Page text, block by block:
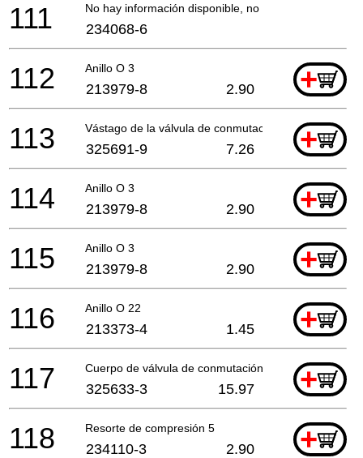
No hay información disponible, no se puede pedir
111 234068-6
Anillo O 3 +
112 213979-8 2.90
Vástago de la válvula de conmutación +
113 325691-9 7.26
Anillo O 3 +
114 213979-8 2.90
Anillo O 3 +
115 213979-8 2.90
Anillo O 22 +
116 213373-4 1.45
Cuerpo de válvula de conmutación +
117 325633-3 15.97
Resorte de compresión 5 +
118 234110-3 2.90